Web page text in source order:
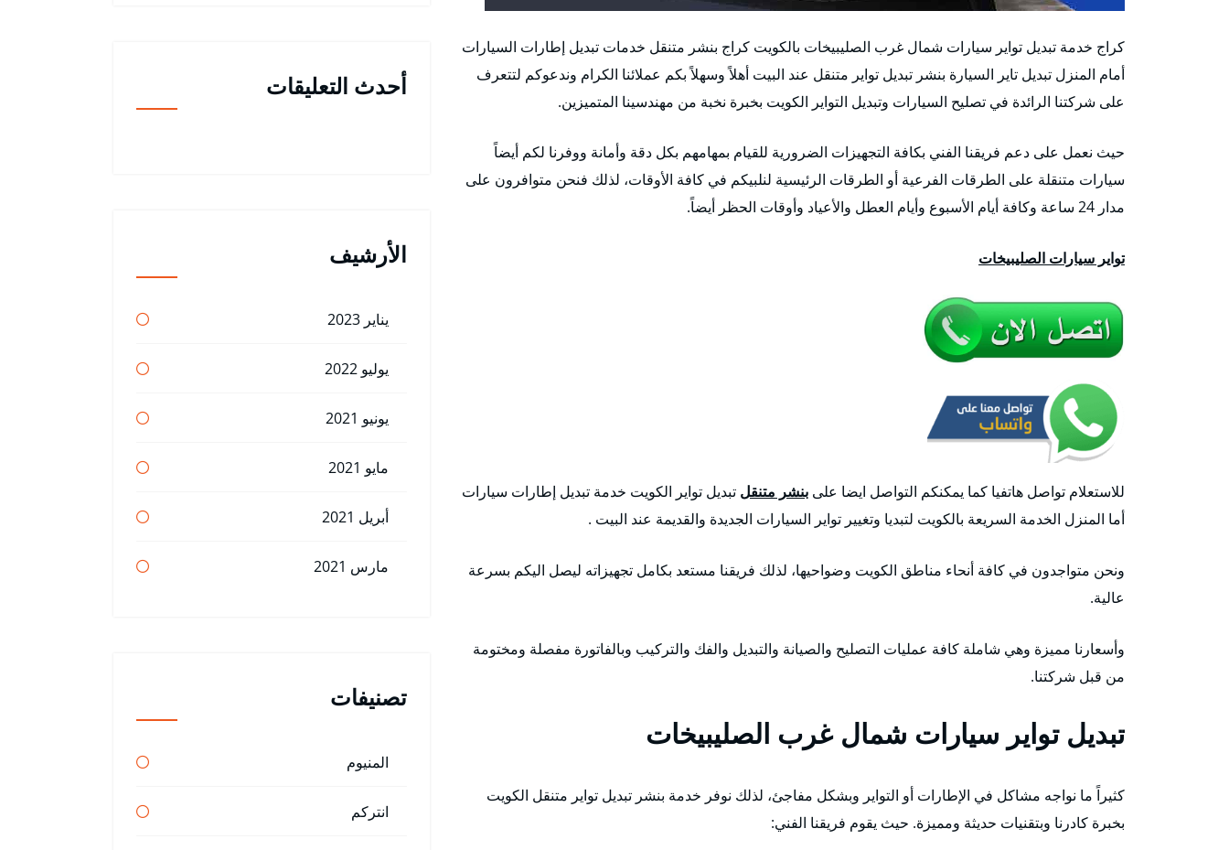
كراج خدمة تبديل تواير سيارات شمال غرب الصليبيخات بالكويت كراج بنشر متنقل خدمات تبديل إطارات السيارات
أمام المنزل تبديل تاير السيارة بنشر تبديل تواير متنقل عند البيت أهلاً وسهلاً بكم عملائنا الكرام وندعوكم لتتعرف
على شركتنا الرائدة في تصليح السيارات وتبديل التواير الكويت بخبرة نخبة من مهندسينا المتميزين.
حيث نعمل على دعم فريقنا الفني بكافة التجهيزات الضرورية للقيام بمهامهم بكل دقة وأمانة ووفرنا لكم أيضاً
سيارات متنقلة على الطرقات الفرعية أو الطرقات الرئيسية لنلبيكم في كافة الأوقات، لذلك فنحن متوافرون على
مدار 24 ساعة وكافة أيام الأسبوع وأيام العطل والأعياد وأوقات الحظر أيضاً.
تواير سيارات الصليبيخات
للاستعلام تواصل هاتفيا كما يمكنكم التواصل ايضا على بنشر متنقل تبديل تواير الكويت خدمة تبديل إطارات سيارات
أما المنزل الخدمة السريعة بالكويت لتبديا وتغيير تواير السيارات الجديدة والقديمة عند البيت .
ونحن متواجدون في كافة أنحاء مناطق الكويت وضواحيها، لذلك فريقنا مستعد بكامل تجهيزاته ليصل اليكم بسرعة
عالية.
وأسعارنا مميزة وهي شاملة كافة عمليات التصليح والصيانة والتبديل والفك والتركيب وبالفاتورة مفصلة ومختومة
من قبل شركتنا.
تبديل تواير سيارات شمال غرب الصليبيخات
كثيراً ما نواجه مشاكل في الإطارات أو التواير وبشكل مفاجئ، لذلك نوفر خدمة بنشر تبديل تواير متنقل الكويت
بخبرة كادرنا وبتقنيات حديثة ومميزة. حيث يقوم فريقنا الفني:
أحدث التعليقات
الأرشيف
يناير 2023
يوليو 2022
يونيو 2021
مايو 2021
أبريل 2021
مارس 2021
تصنيفات
المنيوم
انتركم